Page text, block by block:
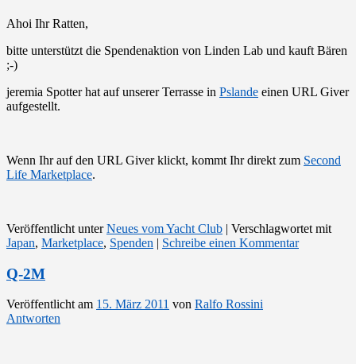
Ahoi Ihr Ratten,
bitte unterstützt die Spendenaktion von Linden Lab und kauft Bären
;-)
jeremia Spotter hat auf unserer Terrasse in Pslande einen URL Giver
aufgestellt.
Wenn Ihr auf den URL Giver klickt, kommt Ihr direkt zum Second
Life Marketplace.
Veröffentlicht unter Neues vom Yacht Club | Verschlagwortet mit
Japan, Marketplace, Spenden | Schreibe einen Kommentar
Q-2M
Veröffentlicht am 15. März 2011 von Ralfo Rossini
Antworten